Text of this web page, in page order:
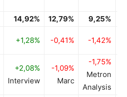
14,92% 12,79% 9,25%
+1,28% -0,41% -1,42%
+2,08%
Interview
-1,09%
Marc
-1,75%
Metron
Analysis